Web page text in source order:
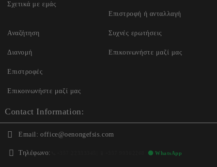
Σχετικά με εμάς
Επιστροφή ή ανταλλαγή
Αναζήτηση
Διανομή
Επιστροφές
Επικοινωνήστε μαζί μας
Συχνές ερωτήσεις
Επικοινωνήστε μαζί μας
Contact Information:
Email: office@oenongefsis.com
Τηλέφωνο: 🟢 WhatsApp